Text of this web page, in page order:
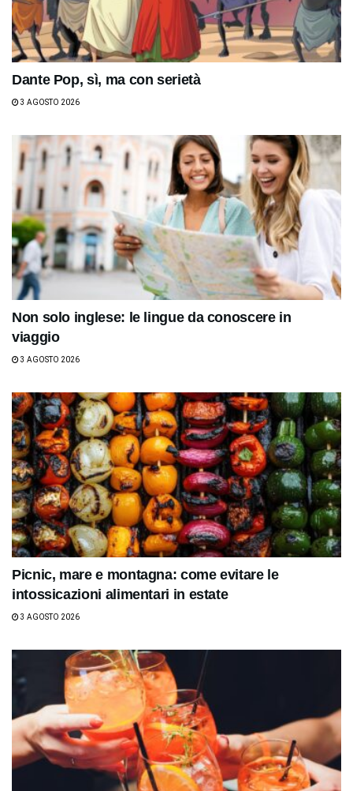
Dante Pop, sì, ma con serietà
3 AGOSTO 2026
Non solo inglese: le lingue da conoscere in
viaggio
3 AGOSTO 2026
Picnic, mare e montagna: come evitare le
intossicazioni alimentari in estate
3 AGOSTO 2026